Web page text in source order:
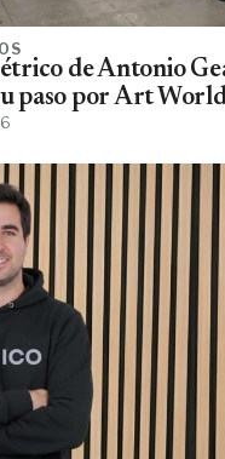
de Antonio
paso por Art